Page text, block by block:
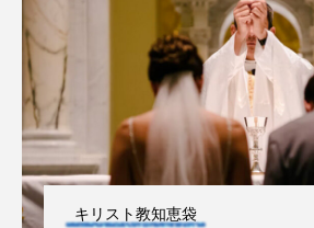
キリスト教知恵袋